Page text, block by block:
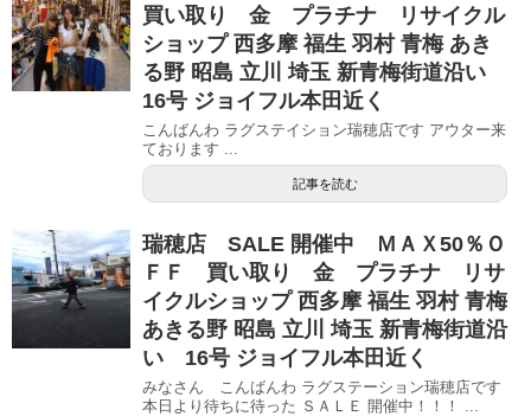
買い取り 金 プラチナ リサイクル
ショップ 西多摩 福生 羽村 青梅 あき
る野 昭島 立川 埼玉 新青梅街道沿い
16号 ジョイフル本田近く
こんばんわ ラグステイション瑞穂店です アウター来
ております ...
記事を読む
瑞穂店 SALE 開催中 ＭＡＸ50％Ｏ
ＦＦ 買い取り 金 プラチナ リサ
イクルショップ 西多摩 福生 羽村 青梅
あきる野 昭島 立川 埼玉 新青梅街道沿
い 16号 ジョイフル本田近く
みなさん こんばんわ ラグステーション瑞穂店です
本日より待ちに待った ＳＡＬＥ 開催中！！！ ...